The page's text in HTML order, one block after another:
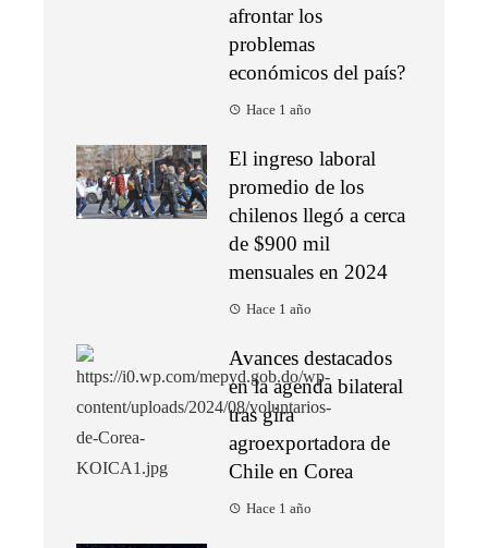
afrontar los
problemas
económicos del país?
Hace 1 año
El ingreso laboral
promedio de los
chilenos llegó a cerca
de $900 mil
mensuales en 2024
Hace 1 año
Avances destacados
en la agenda bilateral
tras gira
agroexportadora de
Chile en Corea
Hace 1 año